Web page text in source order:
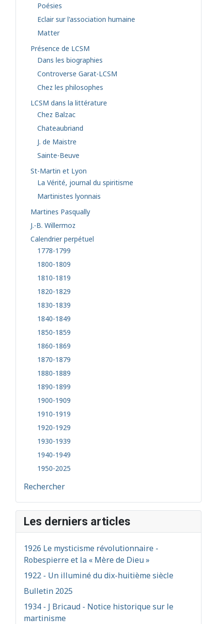
Poésies
Eclair sur l'association humaine
Matter
Présence de LCSM
Dans les biographies
Controverse Garat-LCSM
Chez les philosophes
LCSM dans la littérature
Chez Balzac
Chateaubriand
J. de Maistre
Sainte-Beuve
St-Martin et Lyon
La Vérité, journal du spiritisme
Martinistes lyonnais
Martines Pasqually
J.-B. Willermoz
Calendrier perpétuel
1778-1799
1800-1809
1810-1819
1820-1829
1830-1839
1840-1849
1850-1859
1860-1869
1870-1879
1880-1889
1890-1899
1900-1909
1910-1919
1920-1929
1930-1939
1940-1949
1950-2025
Rechercher
Les derniers articles
1926 Le mysticisme révolutionnaire -
Robespierre et la « Mère de Dieu »
1922 - Un illuminé du dix-huitième siècle
Bulletin 2025
1934 - J Bricaud - Notice historique sur le
martinisme